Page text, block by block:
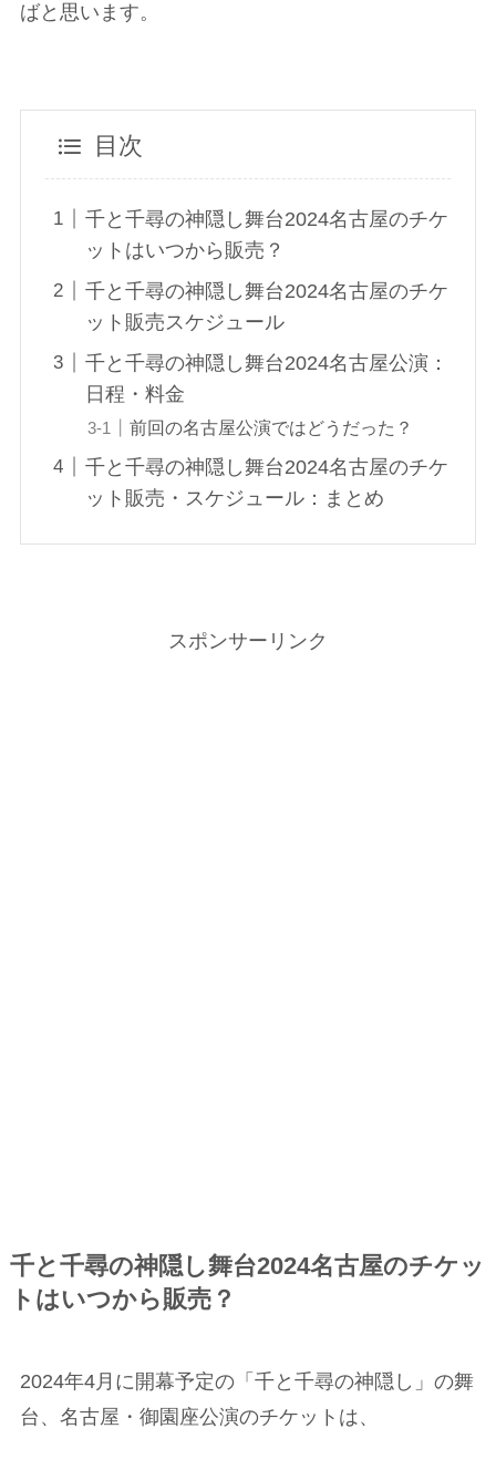
ばと思います。
目次
千と千尋の神隠し舞台2024名古屋のチケ
ットはいつから販売？
千と千尋の神隠し舞台2024名古屋のチケ
ット販売スケジュール
千と千尋の神隠し舞台2024名古屋公演：
日程・料金
前回の名古屋公演ではどうだった？
千と千尋の神隠し舞台2024名古屋のチケ
ット販売・スケジュール：まとめ
スポンサーリンク
千と千尋の神隠し舞台2024名古屋のチケッ
トはいつから販売？
2024年4月に開幕予定の「千と千尋の神隠し」の舞
台、名古屋・御園座公演のチケットは、